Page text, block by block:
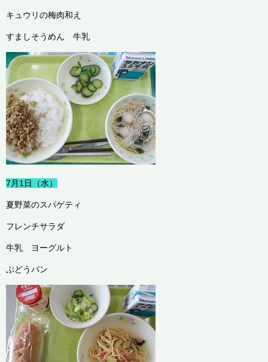
キュウリの梅肉和え
すましそうめん 牛乳
7月1日（水）
夏野菜のスパゲティ
フレンチサラダ
牛乳 ヨーグルト
ぶどうパン